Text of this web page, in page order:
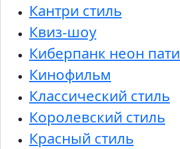
Кантри стиль
Квиз-шоу
Киберпанк неон пати
Кинофильм
Классический стиль
Королевский стиль
Красный стиль